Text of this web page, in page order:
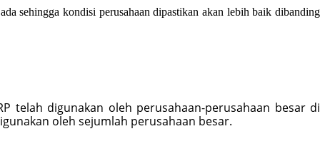
sehingga kondisi perusahaan dipastikan akan lebih baik dibanding
telah digunakan oleh perusahaan-perusahaan besar di
oleh sejumlah perusahaan besar.